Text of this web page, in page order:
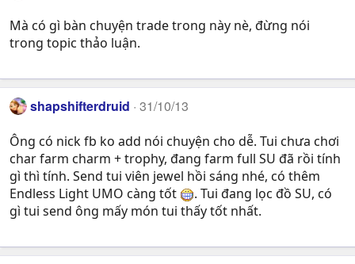
Mà có gì bàn chuyện trade trong này nè, đừng nói
trong topic thảo luận.
shapshifterdruid 31/10/13
Ông có nick fb ko add nói chuyện cho dễ. Tui chưa chơi
char farm charm + trophy, đang farm full SU đã rồi tính
gì thì tính. Send tui viên jewel hồi sáng nhé, có thêm
Endless Light UMO càng tốt
. Tui đang lọc đồ SU, có
gì tui send ông mấy món tui thấy tốt nhất.